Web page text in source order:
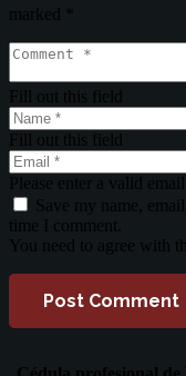
marked
Fill out this field
Fill out this field
Please enter a valid email
Save my name,
time I comment.
You need to agree with
Post Comment